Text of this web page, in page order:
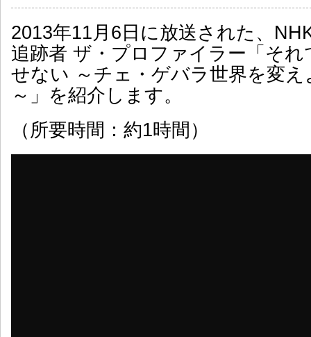
2013年11月6日に放送された、
追跡者 ザ・プロファイラー「それ
せない ～チェ・ゲバラ世界を変
～」を紹介します。
（所要時間：約1時間）